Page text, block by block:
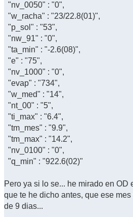
"nv_0050" : "0",
"w_racha" : "23/22.8(01)",
"p_sol" : "53",
"nw_91" : "0",
"ta_min" : "-2.6(08)",
"e" : "75",
"nv_1000" : "0",
"evap" : "734",
"w_med" : "14",
"nt_00" : "5",
"ti_max" : "6.4",
"tm_mes" : "9.9",
"tm_max" : "14.2",
"nv_0100" : "0",
"q_min" : "922.6(02)"
Pero ya si lo se... he mirado en OD
que te he dicho antes, que ese
de 9 dias...